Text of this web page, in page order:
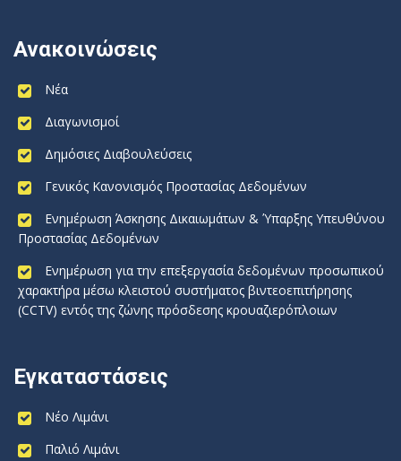
Ανακοινώσεις
Νέα
Διαγωνισμοί
Δημόσιες Διαβουλεύσεις
Γενικός Κανονισμός Προστασίας Δεδομένων
Ενημέρωση Άσκησης Δικαιωμάτων & Ύπαρξης Υπευθύνου
Προστασίας Δεδομένων
Ενημέρωση για την επεξεργασία δεδομένων προσωπικού
χαρακτήρα μέσω κλειστού συστήματος βιντεοεπιτήρησης
(CCTV) εντός της ζώνης πρόσδεσης κρουαζιερόπλοιων
Εγκαταστάσεις
Νέο Λιμάνι
Παλιό Λιμάνι